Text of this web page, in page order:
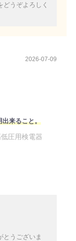
うぞよろしく
2026-07-09
出来ること。
圧用検電器
とうございま